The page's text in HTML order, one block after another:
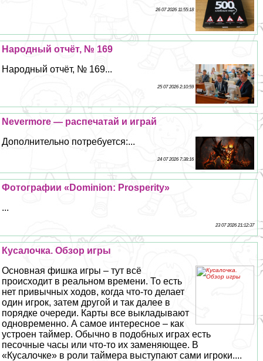
26 07 2026 11:55:18
Народный отчёт, № 169
Народный отчёт, № 169...
25 07 2026 2:10:59
Nevermore — распечатай и играй
Дополнительно потребуется:...
24 07 2026 7:38:16
Фотографии «Dominion: Prosperity»
...
23 07 2026 21:12:37
Кусалочка. Обзор игры
Основная фишка игры – тут всё
происходит в реальном времени. То есть
нет привычных ходов, когда что-то делает
один игрок, затем другой и так далее в
порядке очереди. Карты все выкладывают
одновременно. А самое интересное – как
устроен таймер. Обычно в подобных играх есть
песочные часы или что-то их заменяющее. В
«Кусалочке» в роли таймера выступают сами игроки....